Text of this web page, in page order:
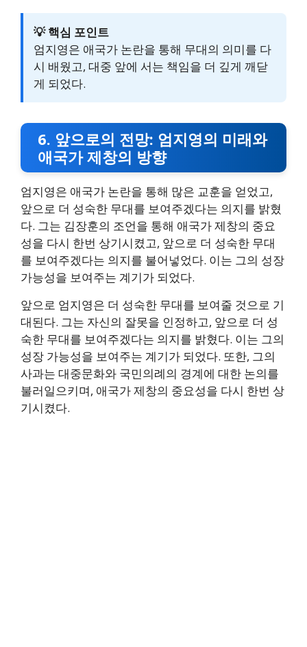
💡 핵심 포인트
엄지영은 애국가 논란을 통해 무대의 의미를 다
시 배웠고, 대중 앞에 서는 책임을 더 깊게 깨닫
게 되었다.
6. 앞으로의 전망: 엄지영의 미래와
애국가 제창의 방향
엄지영은 애국가 논란을 통해 많은 교훈을 얻었고,
앞으로 더 성숙한 무대를 보여주겠다는 의지를 밝혔
다. 그는 김장훈의 조언을 통해 애국가 제창의 중요
성을 다시 한번 상기시켰고, 앞으로 더 성숙한 무대
를 보여주겠다는 의지를 불어넣었다. 이는 그의 성장
가능성을 보여주는 계기가 되었다.
앞으로 엄지영은 더 성숙한 무대를 보여줄 것으로 기
대된다. 그는 자신의 잘못을 인정하고, 앞으로 더 성
숙한 무대를 보여주겠다는 의지를 밝혔다. 이는 그의
성장 가능성을 보여주는 계기가 되었다. 또한, 그의
사과는 대중문화와 국민의례의 경계에 대한 논의를
불러일으키며, 애국가 제창의 중요성을 다시 한번 상
기시켰다.